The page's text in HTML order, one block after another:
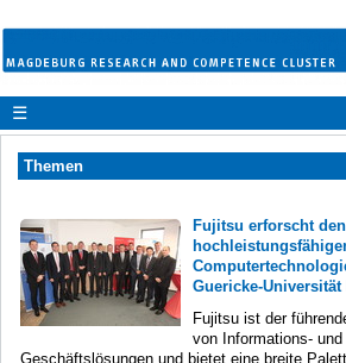
☰
Themen
Fujitsu erforscht
Guericke-Universität
Fujitsu ist der
von Informations-
Geschäftslösungen und bietet eine breite